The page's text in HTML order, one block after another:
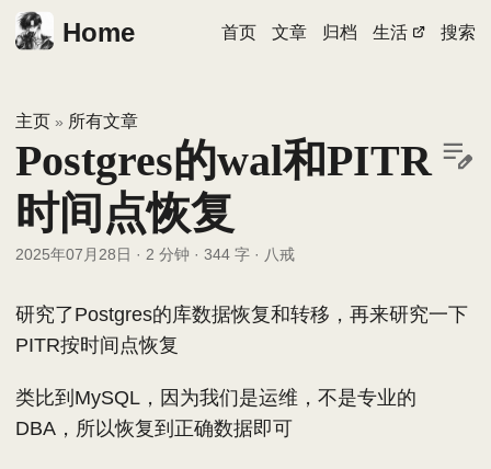
Home 首页 文章 归档 生活 搜索
主页 » 所有文章
Postgres的wal和PITR
时间点恢复
2025年07月28日 · 2 分钟 · 344 字 · 八戒
研究了Postgres的库数据恢复和转移，再来研究一下
PITR按时间点恢复
类比到MySQL，因为我们是运维，不是专业的
DBA，所以恢复到正确数据即可